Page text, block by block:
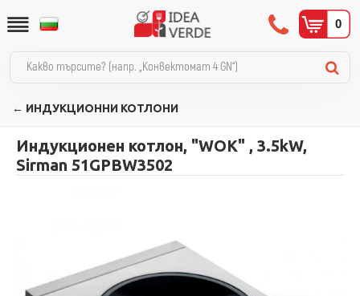
0
← ИНДУКЦИОННИ КОТЛОНИ
Индукционен котлон, "WOK" , 3.5kW,
Sirman 51GPBW3502